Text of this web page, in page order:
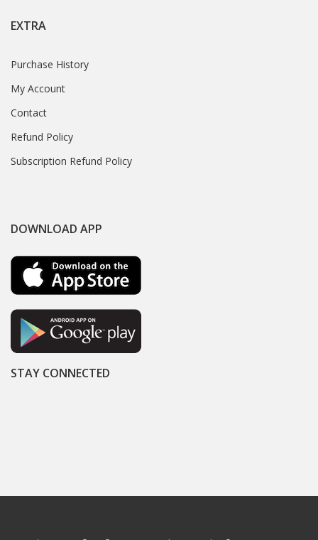
EXTRA
Purchase History
My Account
Contact
Refund Policy
Subscription Refund Policy
DOWNLOAD APP
STAY CONNECTED